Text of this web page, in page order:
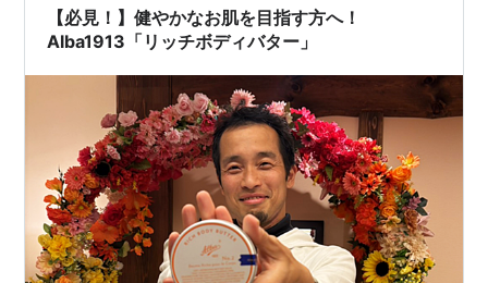
【必見！】健やかなお肌を目指す方へ！
Alba1913「リッチボディバター」